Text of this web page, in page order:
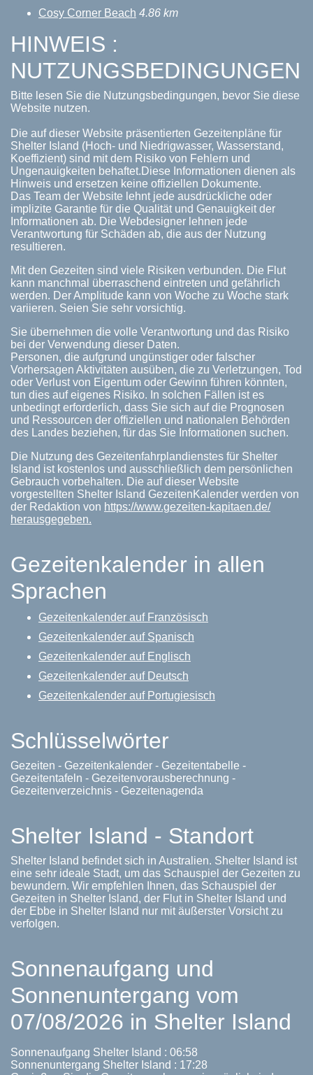
Cosy Corner Beach 4.86 km
HINWEIS :
NUTZUNGSBEDINGUNGEN
Bitte lesen Sie die Nutzungsbedingungen, bevor Sie diese
Website nutzen.
Die auf dieser Website präsentierten Gezeitenpläne für
Shelter Island (Hoch- und Niedrigwasser, Wasserstand,
Koeffizient) sind mit dem Risiko von Fehlern und
Ungenauigkeiten behaftet.Diese Informationen dienen als
Hinweis und ersetzen keine offiziellen Dokumente.
Das Team der Website lehnt jede ausdrückliche oder
implizite Garantie für die Qualität und Genauigkeit der
Informationen ab. Die Webdesigner lehnen jede
Verantwortung für Schäden ab, die aus der Nutzung
resultieren.
Mit den Gezeiten sind viele Risiken verbunden. Die Flut
kann manchmal überraschend eintreten und gefährlich
werden. Der Amplitude kann von Woche zu Woche stark
variieren. Seien Sie sehr vorsichtig.
Sie übernehmen die volle Verantwortung und das Risiko
bei der Verwendung dieser Daten.
Personen, die aufgrund ungünstiger oder falscher
Vorhersagen Aktivitäten ausüben, die zu Verletzungen, Tod
oder Verlust von Eigentum oder Gewinn führen könnten,
tun dies auf eigenes Risiko. In solchen Fällen ist es
unbedingt erforderlich, dass Sie sich auf die Prognosen
und Ressourcen der offiziellen und nationalen Behörden
des Landes beziehen, für das Sie Informationen suchen.
Die Nutzung des Gezeitenfahrplandienstes für Shelter
Island ist kostenlos und ausschließlich dem persönlichen
Gebrauch vorbehalten. Die auf dieser Website
vorgestellten Shelter Island GezeitenKalender werden von
der Redaktion von https://www.gezeiten-kapitaen.de/
herausgegeben.
Gezeitenkalender in allen
Sprachen
Gezeitenkalender auf Französisch
Gezeitenkalender auf Spanisch
Gezeitenkalender auf Englisch
Gezeitenkalender auf Deutsch
Gezeitenkalender auf Portugiesisch
Schlüsselwörter
Gezeiten - Gezeitenkalender - Gezeitentabelle -
Gezeitentafeln - Gezeitenvorausberechnung -
Gezeitenverzeichnis - Gezeitenagenda
Shelter Island - Standort
Shelter Island befindet sich in Australien. Shelter Island ist
eine sehr ideale Stadt, um das Schauspiel der Gezeiten zu
bewundern. Wir empfehlen Ihnen, das Schauspiel der
Gezeiten in Shelter Island, der Flut in Shelter Island und
der Ebbe in Shelter Island nur mit äußerster Vorsicht zu
verfolgen.
Sonnenaufgang und
Sonnenuntergang vom
07/08/2026 in Shelter Island
Sonnenaufgang Shelter Island : 06:58
Sonnenuntergang Shelter Island : 17:28